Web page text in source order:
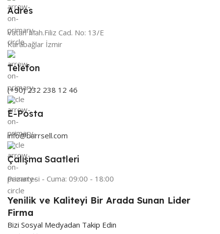
Adres
Vatan Mah.Filiz Cad. No: 13/E
Karabağlar İzmir
Telefon
(+90) 232 238 12 46
E-Posta
info@barrsell.com
Çalışma Saatleri
Pazartesi - Cuma: 09:00 - 18:00
Yenilik ve Kaliteyi Bir Arada Sunan Lider
Firma
Bizi Sosyal Medyadan Takip Edin